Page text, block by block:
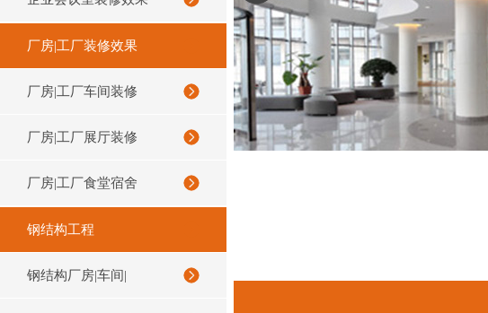
厂房|工厂装修效果
厂房|工厂车间装修
厂房|工厂展厅装修
厂房|工厂食堂宿舍
钢结构工程
钢结构厂房|车间|